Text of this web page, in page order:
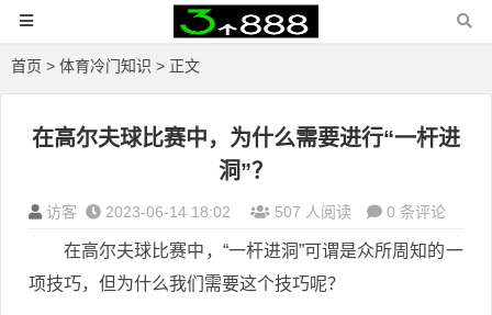
首页 > 体育冷门知识 > 正文
在高尔夫球比赛中，为什么需要进行“一杆进
洞”？
访客 2023-06-14 18:02 507 人阅读 0 条评论
在高尔夫球比赛中，“一杆进洞”可谓是众所周知的一
项技巧，但为什么我们需要这个技巧呢？